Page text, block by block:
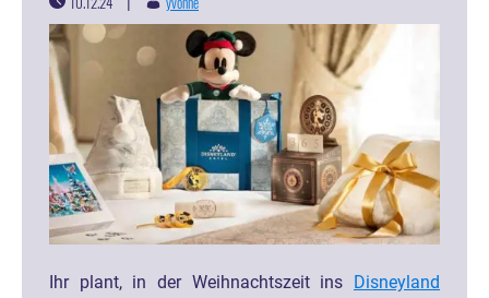
Ihr plant, in der Weihnachtszeit ins
Disneyland